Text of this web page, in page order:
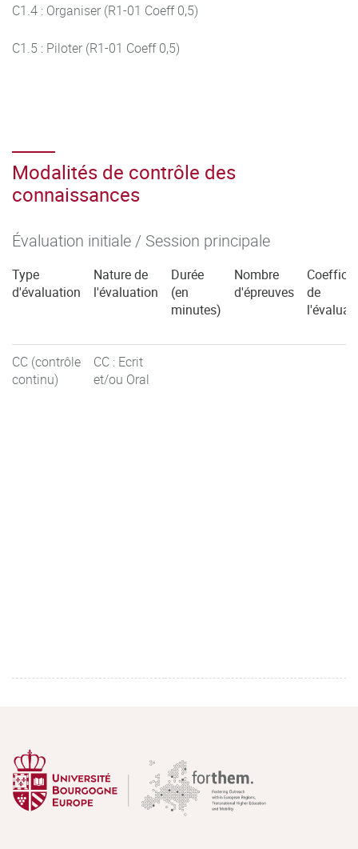
C1.4 : Organiser (R1-01 Coeff 0,5)
C1.5 : Piloter (R1-01 Coeff 0,5)
Modalités de contrôle des
connaissances
Évaluation initiale / Session principale
Type
d'évaluation
Nature de
l'évaluation
Durée
(en
minutes)
Nombre
d'épreuves
de
CC (contrôle
continu)
CC : Ecrit
et/ou Oral